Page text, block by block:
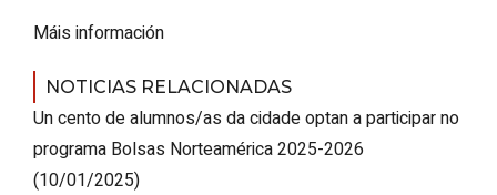
Máis información
NOTICIAS RELACIONADAS
Un cento de alumnos/as da cidade optan a participar no
programa Bolsas Norteamérica 2025-2026
(10/01/2025)